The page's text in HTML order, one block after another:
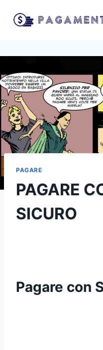
PAGARE
PAGARE
SICURO
Pagare con